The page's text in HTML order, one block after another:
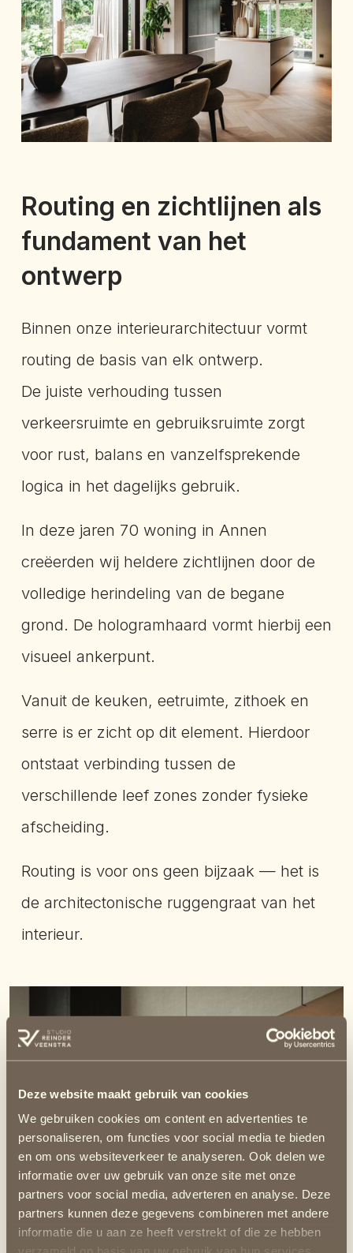
Deze website maakt gebruik van cookies
We gebruiken cookies om content en advertenties te
personaliseren, om functies voor social media te bieden
en om ons websiteverkeer te analyseren. Ook delen we
informatie over uw gebruik van onze site met onze
partners voor social media, adverteren en analyse. Deze
partners kunnen deze gegevens combineren met andere
informatie die u aan ze heeft verstrekt of die ze hebben
Routing en zichtlijnen als
fundament van het
ontwerp
Binnen onze interieurarchitectuur vormt
routing de basis van elk ontwerp.
De juiste verhouding tussen
verkeersruimte en gebruiksruimte zorgt
voor rust, balans en vanzelfsprekende
logica in het dagelijks gebruik.
In deze jaren 70 woning in Annen
creëerden wij heldere zichtlijnen door de
volledige herindeling van de begane
grond. De hologramhaard vormt hierbij een
visueel ankerpunt.
Vanuit de keuken, eetruimte, zithoek en
serre is er zicht op dit element. Hierdoor
ontstaat verbinding tussen de
verschillende leef zones zonder fysieke
afscheiding.
Routing is voor ons geen bijzaak — het is
de architectonische ruggengraat van het
interieur.